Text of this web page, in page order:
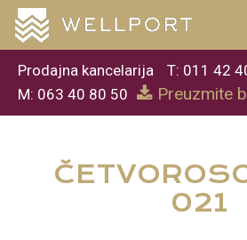
Prodajna kancelarija
T: 011 42
M: 063 40 80 50
Preuzmite
021